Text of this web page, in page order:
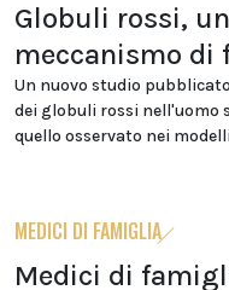
Globuli rossi,
meccanismo di
Un nuovo studio
dei globuli rossi nell'uomo
quello osservato nei
MEDICI DI FAMIGLIA
Medici di